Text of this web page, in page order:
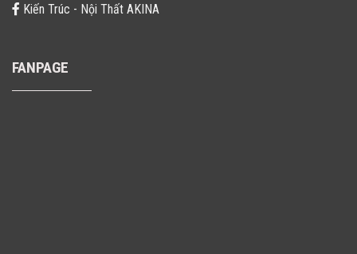
Kiến Trúc - Nội Thất AKINA
FANPAGE